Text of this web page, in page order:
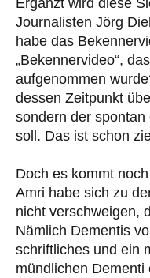
Ergänzt wird diese
Journalisten Jörg
habe das
„Bekennervideo“,
aufgenommen
dessen Zeitpunkt
sondern der
soll. Das ist schon
Doch es kommt
Amri habe sich zu
nicht verschweigen,
Nämlich Dementis
schriftliches und ein
mündlichen Dementi